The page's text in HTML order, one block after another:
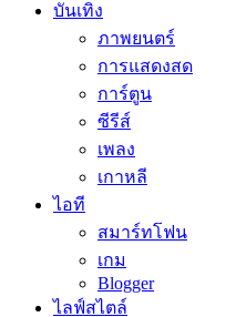
บันเทิง
ภาพยนตร์
การแสดงสด
การ์ตูน
ซีรีส์
เพลง
เกาหลี
ไอที
สมาร์ทโฟน
เกม
Blogger
ไลฟ์สไตล์